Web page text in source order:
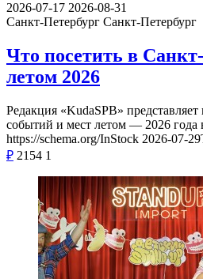
2026-07-17 2026-08-31
Санкт-Петербург Санкт-Петербург
Что посетить в
летом 2026
Редакция «KudaSPB»
событий и мест летом — 2026 года
https://schema.org/InStock 2026-07-
₽ 2154 1